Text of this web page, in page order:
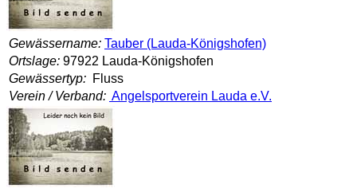
Gewässername: Tauber (Lauda-Königshofen)
Ortslage: 97922 Lauda-Königshofen
Gewässertyp: Fluss
Verein / Verband: Angelsportverein Lauda e.V.